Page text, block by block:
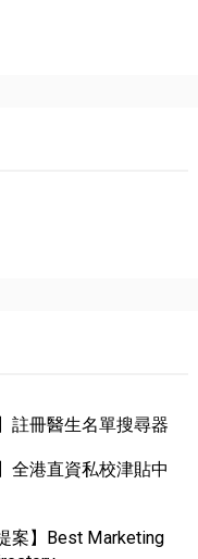
註冊醫生名單搜尋器
全港直資私校津貼中
案】Best Marketing